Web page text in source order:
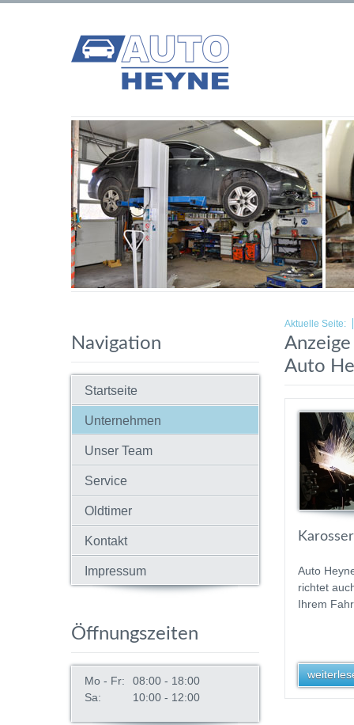
Navigation
Startseite
Unternehmen
Unser Team
Service
Oldtimer
Kontakt
Impressum
Öffnungszeiten
Mo - Fr:
08:00 - 18:00
Sa:
10:00 - 12:00
Aktuelle Seite:
Auto
Auto
richtet
Ihrem